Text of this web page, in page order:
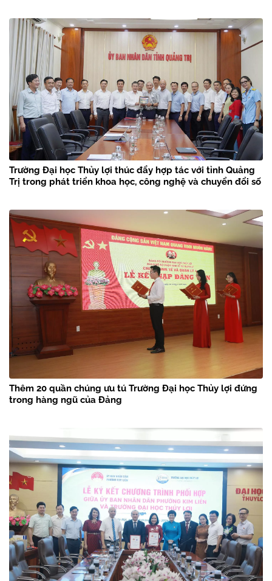
Trường Đại học Thủy lợi thúc đẩy hợp tác với tỉnh Quảng
Trị trong phát triển khoa học, công nghệ và chuyển đổi số
Thêm 20 quần chúng ưu tú Trường Đại học Thủy lợi đứng
trong hàng ngũ của Đảng